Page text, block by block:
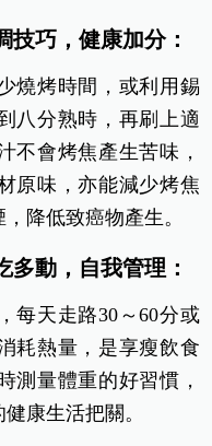
技巧，健康加分：
燒烤時間，或利用錫
八分熟時，再刷上適
不會烤焦產生苦味，
原味，亦能減少烤焦
降低致癌物產生。
多動，自我管理：
每天走路30～60分或
耗熱量，是享瘦飲食
測量體重的好習慣，
康生活把關。